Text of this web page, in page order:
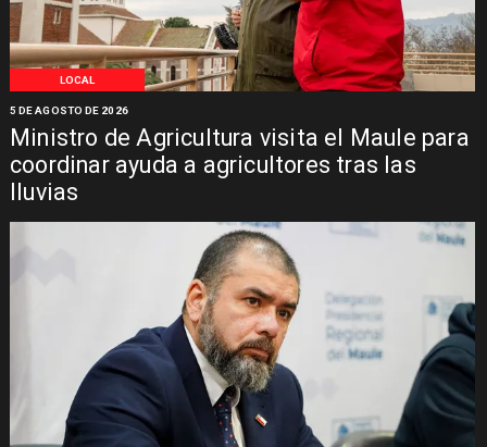
LOCAL
Ministro de Agricultura visita el Maule para
coordinar ayuda a agricultores tras las
lluvias
5 DE AGOSTO DE 2026